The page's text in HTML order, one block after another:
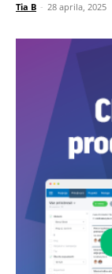
Tia B - 28 aprila, 2025